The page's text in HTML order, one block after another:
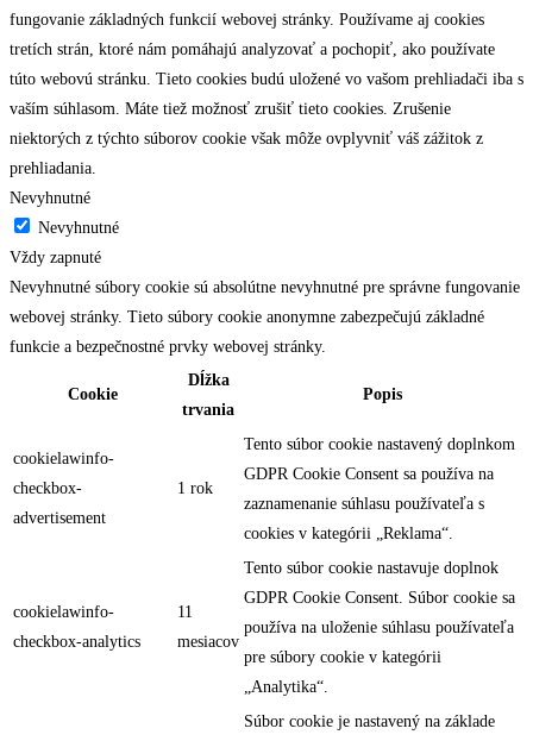
fungovanie základných funkcií webovej stránky. Používame aj cookies
tretích strán, ktoré nám pomáhajú analyzovať a pochopiť, ako používate
túto webovú stránku. Tieto cookies budú uložené vo vašom prehliadači iba s
vaším súhlasom. Máte tiež možnosť zrušiť tieto cookies. Zrušenie
niektorých z týchto súborov cookie však môže ovplyvniť váš zážitok z
prehliadania.
Nevyhnutné
Nevyhnutné
Vždy zapnuté
Nevyhnutné súbory cookie sú absolútne nevyhnutné pre správne fungovanie
webovej stránky. Tieto súbory cookie anonymne zabezpečujú základné
funkcie a bezpečnostné prvky webovej stránky.
Cookie
Dĺžka
trvania
Popis
cookielawinfo-
checkbox-
advertisement
1 rok
Tento súbor cookie nastavený doplnkom
GDPR Cookie Consent sa používa na
zaznamenanie súhlasu používateľa s
cookies v kategórii „Reklama“.
cookielawinfo-
checkbox-analytics
11
mesiacov
Tento súbor cookie nastavuje doplnok
GDPR Cookie Consent. Súbor cookie sa
používa na uloženie súhlasu používateľa
pre súbory cookie v kategórii
„Analytika“.
Súbor cookie je nastavený na základe